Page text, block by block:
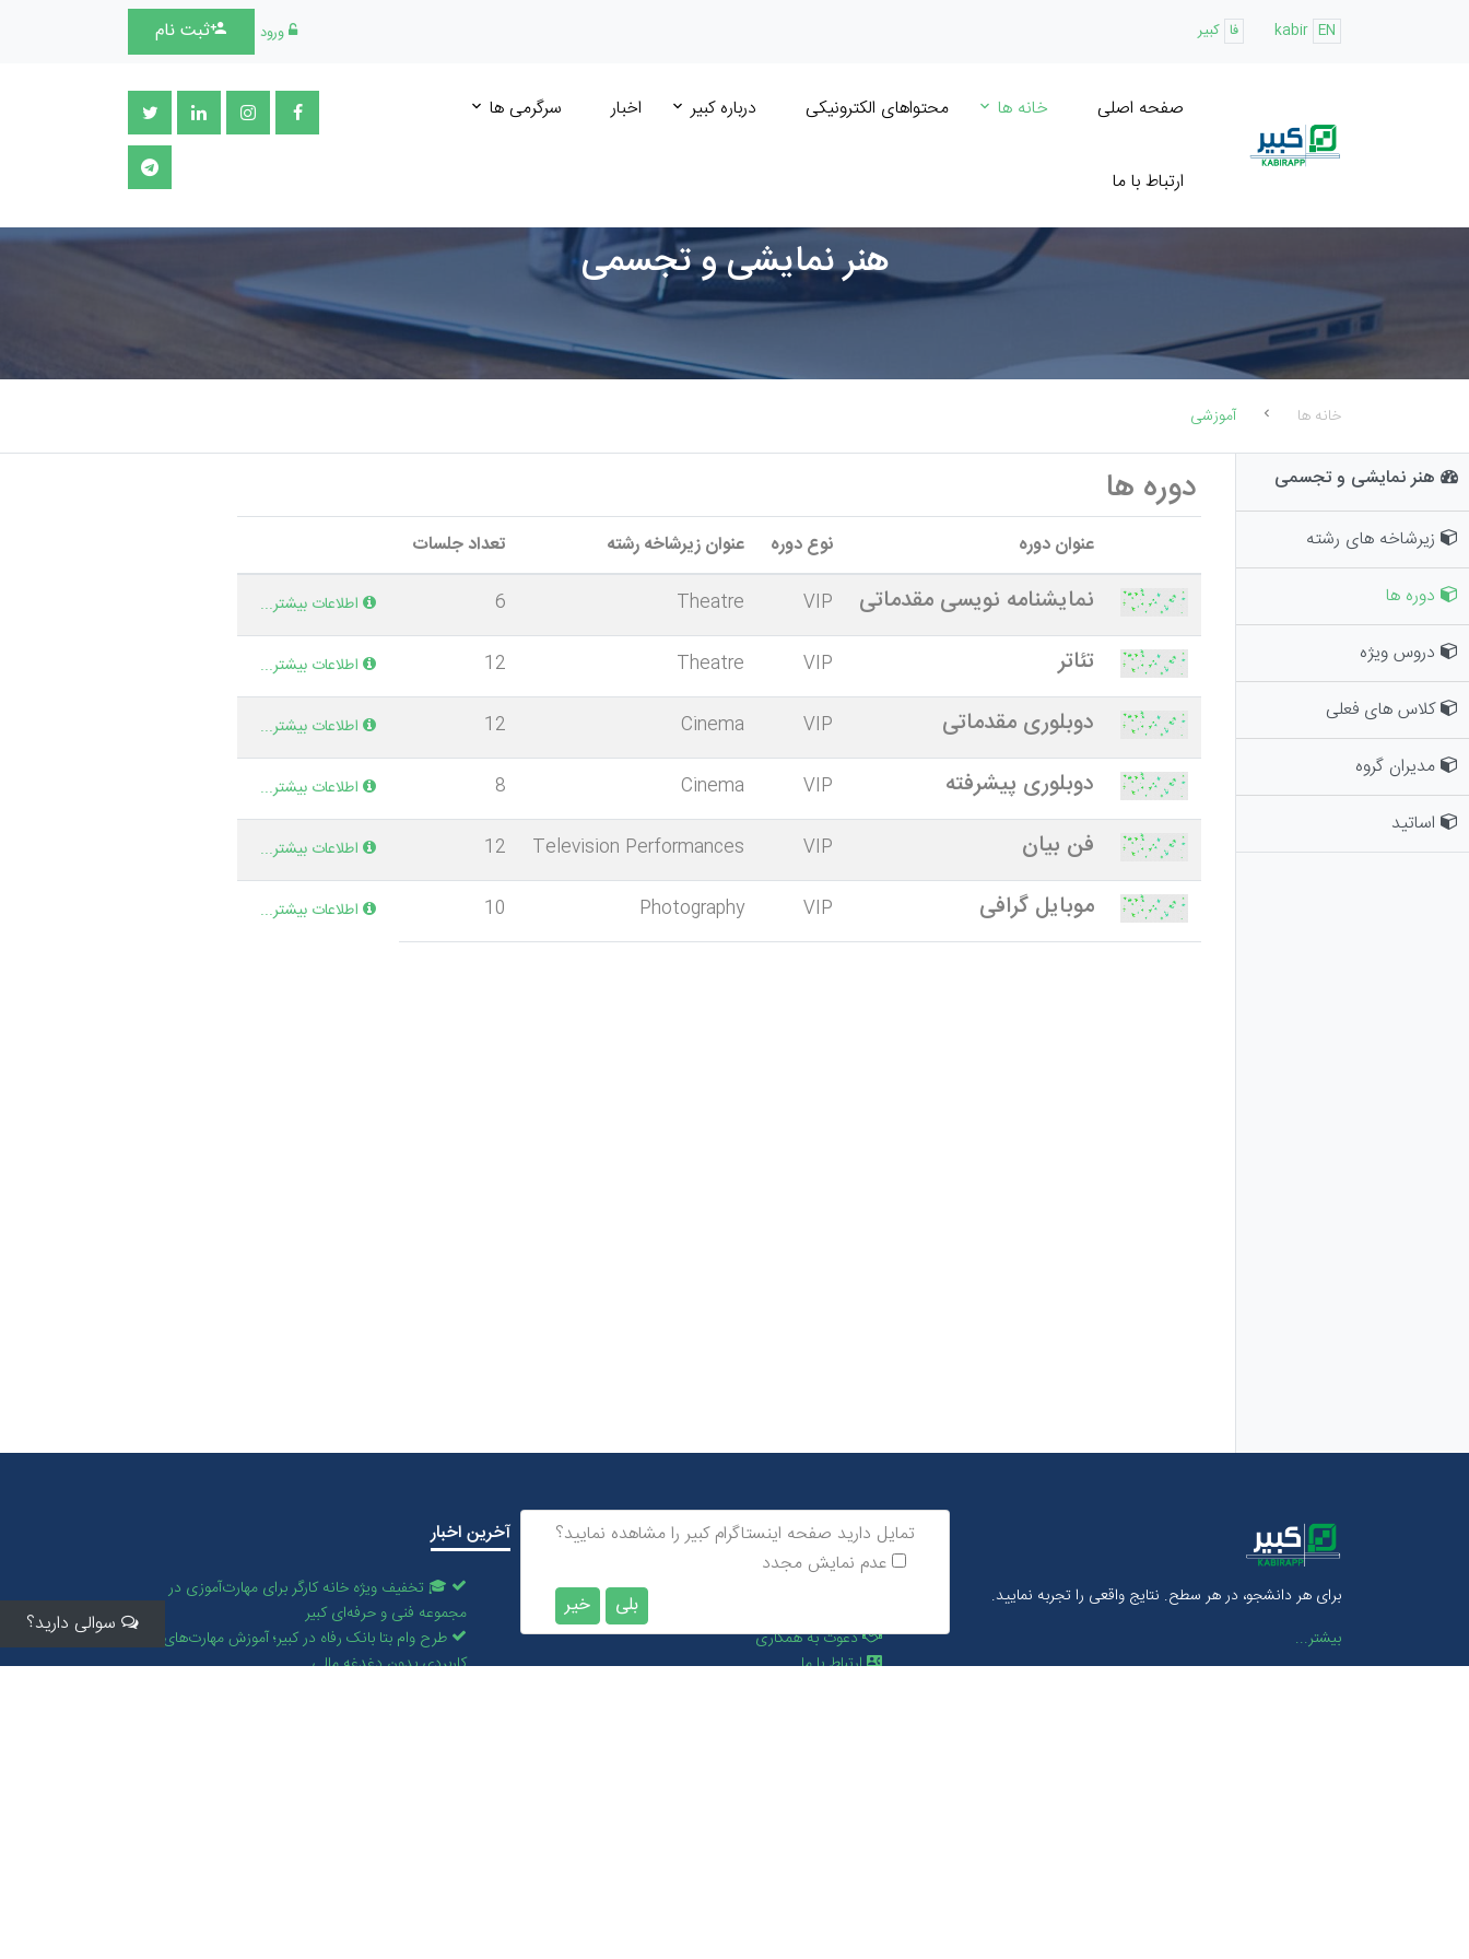
سوالی دارید؟
تمایل دارید صفحه اینستاگرام کبیر را مشاهده نمایید؟
عدم نمایش مجدد
بلی
خیر
kabir EN فا کبیر ورود ثبت نام
صفحه اصلی خانه ها محتواهای الکترونیکی درباره کبیر اخبار سرگرمی ها
ارتباط با ما
هنر نمایشی و تجسمی
خانه ها آموزشی
هنر نمایشی و تجسمی
زیرشاخه های رشته
دوره ها
دروس ویژه
کلاس های فعلی
مدیران گروه
اساتید
دوره ها
عنوان دوره نوع دوره عنوان زیرشاخه رشته تعداد جلسات
نمایشنامه نویسی مقدماتی VIP
Theatre
6 اطلاعات بیشتر...
تئاتر VIP
Theatre
12 اطلاعات بیشتر...
دوبلوری مقدماتی VIP
Cinema
12 اطلاعات بیشتر...
دوبلوری پیشرفته VIP
Cinema
8 اطلاعات بیشتر...
فن بیان VIP
Television Performances
12 اطلاعات بیشتر...
موبایل گرافی VIP
Photography
10 اطلاعات بیشتر...
برای هر دانشجو، در هر سطح. نتایج واقعی را تجربه نمایید.
بیشتر...
ارتباط با ما
دعوت به همکاری
ارتباط با ما
آخرین اخبار
🎓 تخفیف ویژه خانه کارگر برای مهارت‌آموزی در
مجموعه فنی و حرفه‌ای کبیر
طرح وام بتا بانک رفاه در کبیر؛ آموزش مهارت‌های
کاربردی بدون دغدغه مالی